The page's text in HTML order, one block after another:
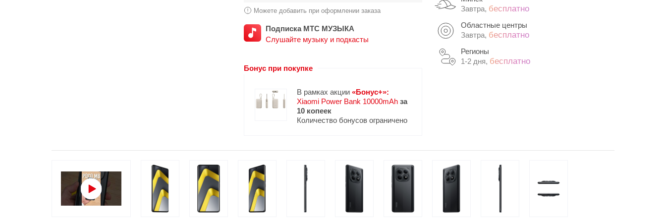
Можете добавить при оформлении заказа
Подписка МТС МУЗЫКА
Слушайте музыку и подкасты
Бонус при покупке
В рамках акции «Бонус+»:
Xiaomi Power Bank 10000mAh за
10 копеек
Количество бонусов ограничено
Завтра, бесплатно
Областные центры
Завтра, бесплатно
Регионы
1-2 дня, бесплатно